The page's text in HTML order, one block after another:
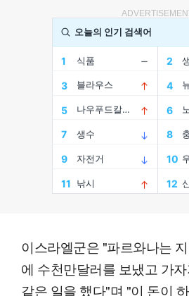
이스라엘군은 "파르와나는
에 수천만달러를 보냈고 가
같은 일을 했다"며 "이 돈이